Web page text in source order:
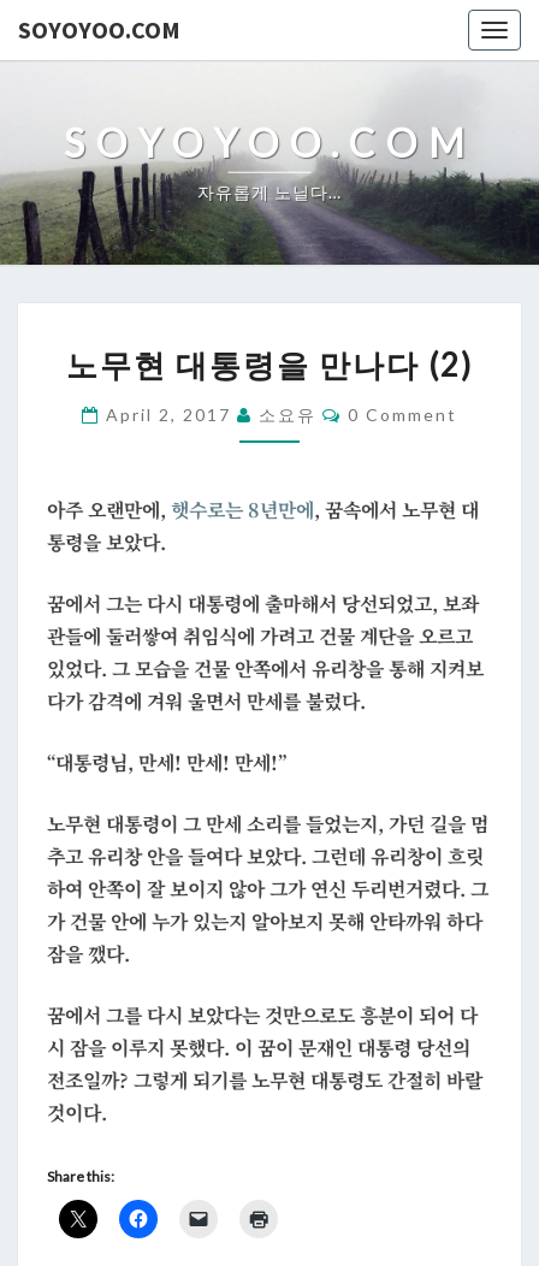
SOYOYOO.COM
SOYOYOO.COM
자유롭게 노닐다…
무
현
대
령
나
다
(2)
노무현 대통령을 만나다 (2)
April 2, 2017 소요유 Comments
0 Comment
아주 오랜만에, 햇수로는 8년만에, 꿈속에서 노무현 대
통령을 보았다.
꿈에서 그는 다시 대통령에 출마해서 당선되었고, 보좌
관들에 둘러쌓여 취임식에 가려고 건물 계단을 오르고
있었다. 그 모습을 건물 안쪽에서 유리창을 통해 지켜보
다가 감격에 겨워 울면서 만세를 불렀다.
“대통령님, 만세! 만세! 만세!”
노무현 대통령이 그 만세 소리를 들었는지, 가던 길을 멈
추고 유리창 안을 들여다 보았다. 그런데 유리창이 흐릿
하여 안쪽이 잘 보이지 않아 그가 연신 두리번거렸다. 그
가 건물 안에 누가 있는지 알아보지 못해 안타까워 하다
잠을 깼다.
꿈에서 그를 다시 보았다는 것만으로도 흥분이 되어 다
시 잠을 이루지 못했다. 이 꿈이 문재인 대통령 당선의
전조일까? 그렇게 되기를 노무현 대통령도 간절히 바랄
것이다.
Share this: